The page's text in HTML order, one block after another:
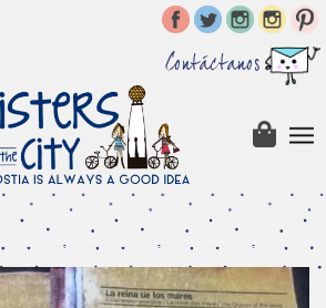
Contáctanos